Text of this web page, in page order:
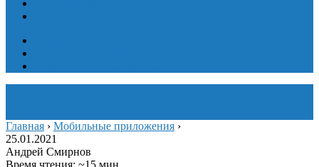
Главная › Мобильные приложения ›
25.01.2021
Андрей Смирнов
Время чтения: ~15 мин.